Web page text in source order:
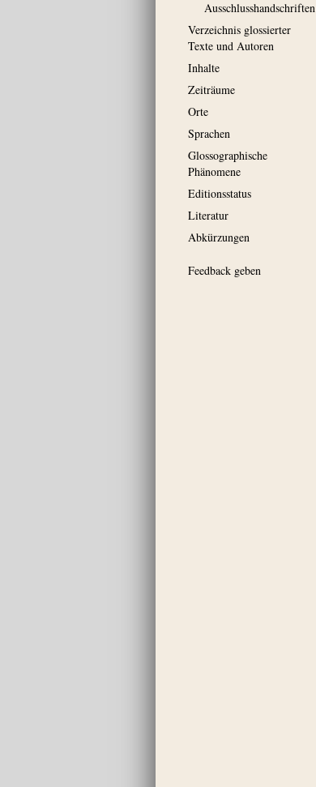
Ausschluss­handschriften
Verzeichnis glossierter
Texte und Autoren
Inhalte
Zeiträume
Orte
Sprachen
Glossographische
Phänomene
Editionsstatus
Literatur
Abkürzungen
Feedback geben